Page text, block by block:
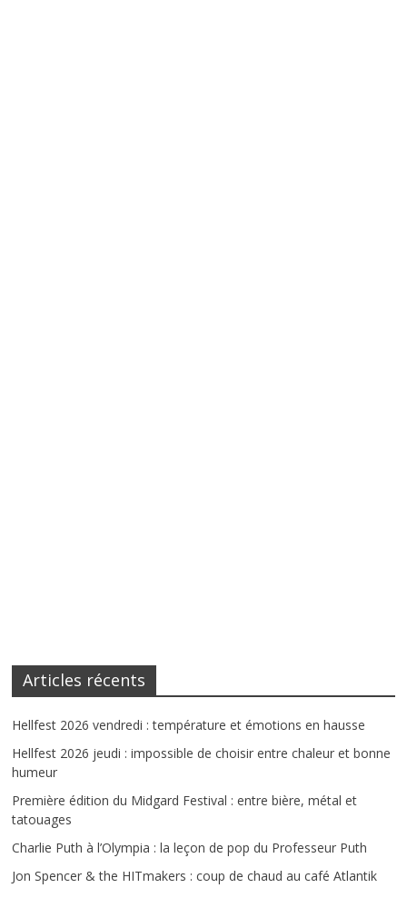
Articles récents
Hellfest 2026 vendredi : température et émotions en hausse
Hellfest 2026 jeudi : impossible de choisir entre chaleur et bonne
humeur
Première édition du Midgard Festival : entre bière, métal et
tatouages
Charlie Puth à l’Olympia : la leçon de pop du Professeur Puth
Jon Spencer & the HITmakers : coup de chaud au café Atlantik